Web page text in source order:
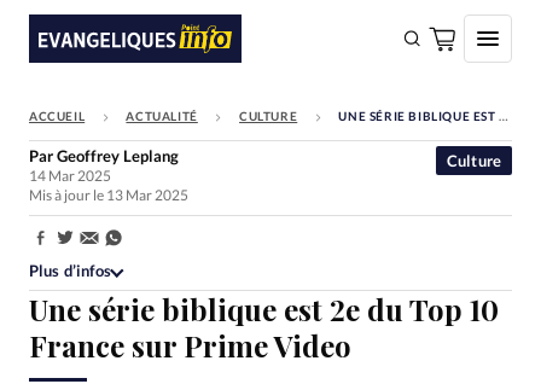
FAIRE UN DON
Faire un don
Société
Monde
Bible
ACCUEIL ACTUALITÉ CULTURE UNE SÉRIE BIBLIQUE EST 2E DU TOP 10 FRANCE SUR PRIME VIDEO
Une série biblique est 2e du Top 10
France sur Prime Video
Culture
ParGeoffrey Leplang
14 Mar 2025
Mis à jour le 13 Mar 2025
Partager:
Plus d’infos